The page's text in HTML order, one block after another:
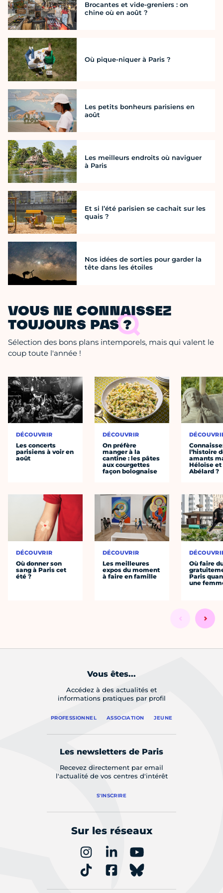
Brocantes et vide-greniers : on
chine où en août ?
Où pique-niquer à Paris ?
Les petits bonheurs parisiens en
août
Les meilleurs endroits où naviguer
à Paris
Et si l’été parisien se cachait sur les
quais ?
Nos idées de sorties pour garder la
tête dans les étoiles
VOUS NE CONNAISSEZ
TOUJOURS PAS ?
Sélection des bons plans intemporels, mais qui valent le
coup toute l'année !
DÉCOUVRIR
Les concerts
parisiens à voir en
août
DÉCOUVRIR
Où donner son
sang à Paris cet
été ?
DÉCOUVRIR
On préfère
manger à la
cantine : les pâtes
aux courgettes
façon bolognaise
DÉCOUVRIR
Les meilleures
expos du moment
à faire en famille
l’histoire
amants
Héloïse et
Abélard ?
Où faire
Paris
une
Vous êtes...
Accédez à des actualités et
informations pratiques par profil
PROFESSIONNEL ASSOCIATION JEUNE
Les newsletters de Paris
Recevez directement par email
l'actualité de vos centres d'intérêt
S'INSCRIRE
Sur les réseaux